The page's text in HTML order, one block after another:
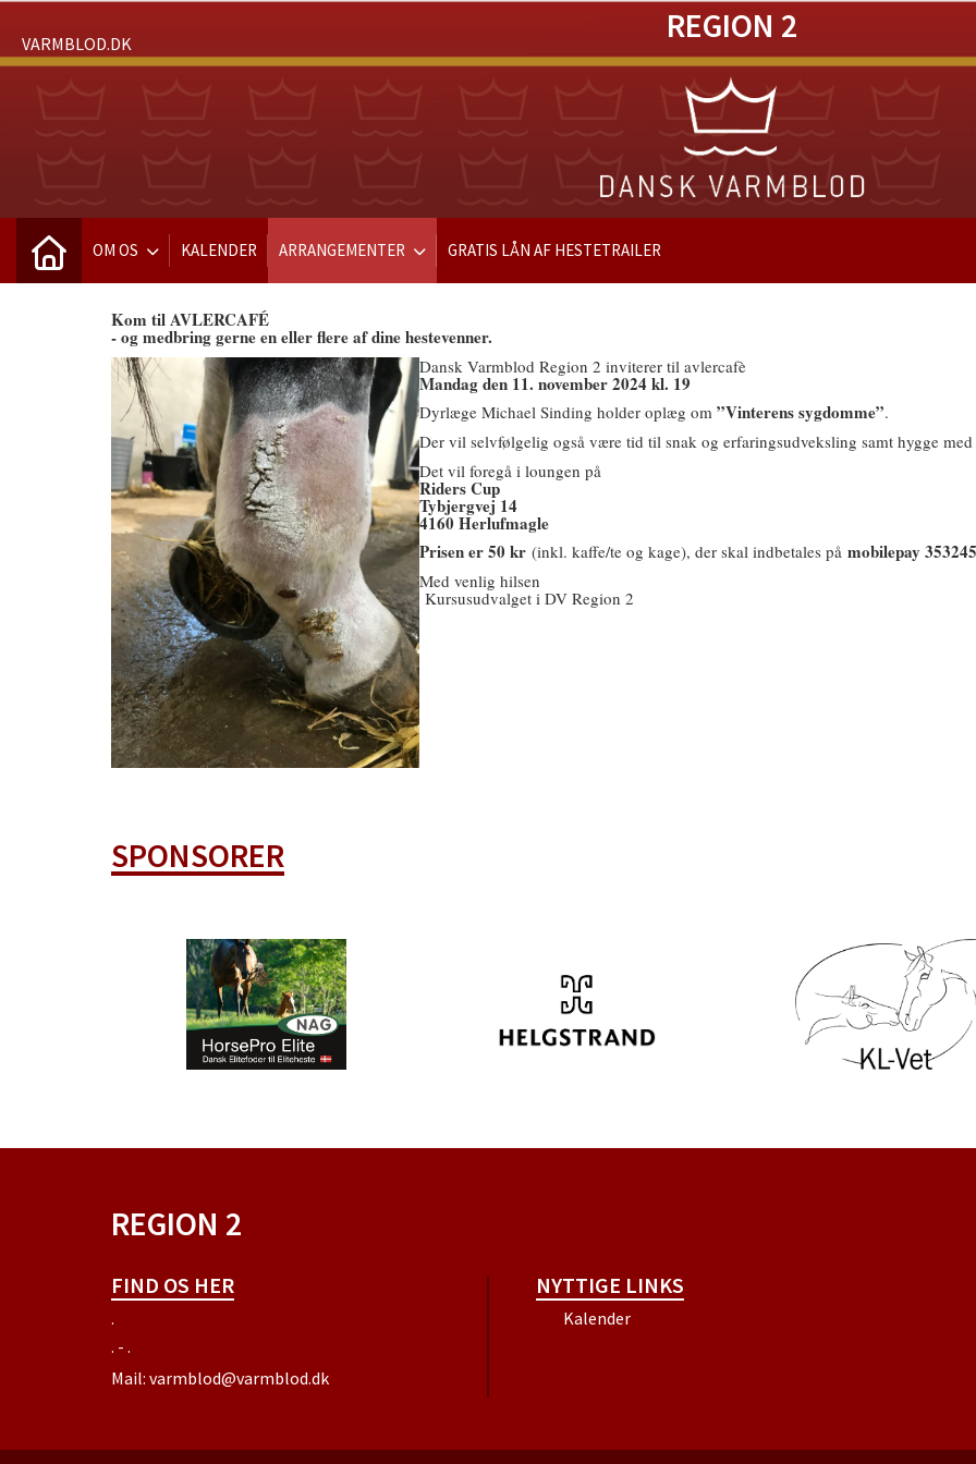
OM OS KALENDER ARRANGEMENTER GRATIS LÅN AF HESTETRAILER
VARMBLOD.DK REGION 2
Kom til AVLERCAFÉ
- og medbring gerne en eller flere af dine hestevenner.
Dansk Varmblod Region 2 inviterer til avlercafè
Mandag den 11. november 2024 kl. 19
Dyrlæge Michael Sinding holder oplæg om ”Vinterens sygdomme”.
Der vil selvfølgelig også være tid til snak og erfaringsudveksling samt hygge
Det vil foregå i loungen på
Riders Cup
Tybjergvej 14
4160 Herlufmagle
Prisen er 50 kr (inkl. kaffe/te og kage), der skal indbetales på mobilepay 353245
Med venlig hilsen
Kursusudvalget i DV Region 2
SPONSORER
REGION 2
FIND OS HER
.
. - .
Mail: varmblod@varmblod.dk
NYTTIGE LINKS
Kalender